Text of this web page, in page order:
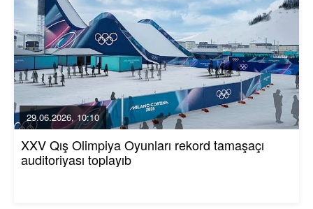
29.06.2026, 10:10
XXV Qış Olimpiya Oyunları rekord tamaşaçı
auditoriyası toplayıb